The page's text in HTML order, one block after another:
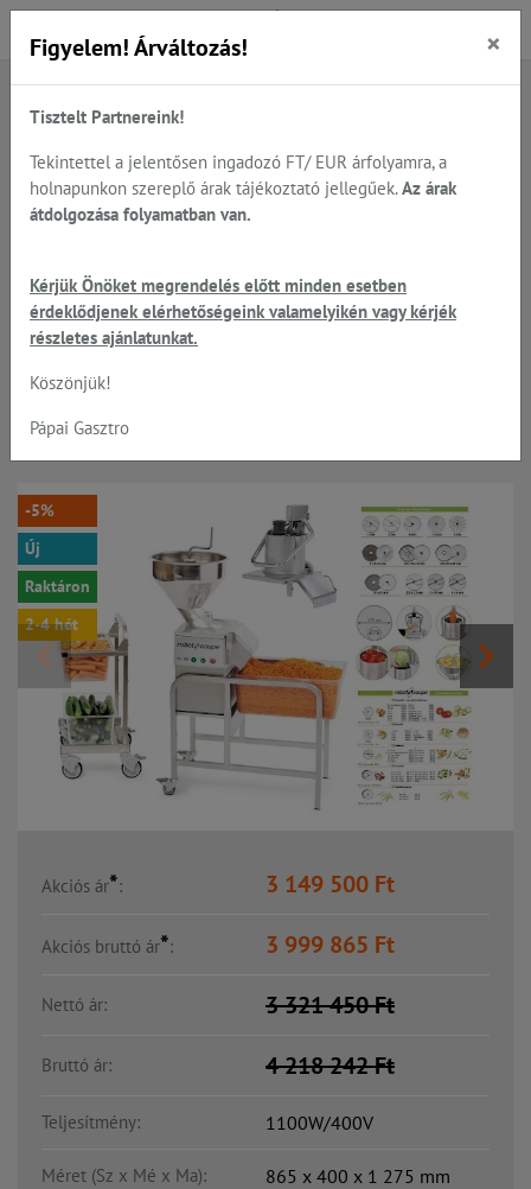
Főoldal Termékek
Zöldség - gyümölcs feldolgozók, Robot-Coupe
Robot-Coupe CL 50; CL 52; CL 55; és CL 60 készülékek
Robot Coupe CL55E -
munkaállomás 2
sebesség/400V; Work Station
komplett szett;
-5%
Új
Raktáron
2-4 hét
Akciós ár*: 3 149 500 Ft
Akciós bruttó ár*: 3 999 865 Ft
Nettó ár: 3 321 450Ft
Bruttó ár: 4 218 242Ft
Teljesítmény: 1100W/400V
Méret (Sz x Mé x Ma): 865 x 400 x 1 275 mm
Figyelem! Árváltozás! ×
Tisztelt Partnereink!
Tekintettel a jelentősen ingadozó FT/ EUR árfolyamra, a
holnapunkon szereplő árak tájékoztató jellegűek. Az árak
átdolgozása folyamatban van.
Kérjük Önöket megrendelés előtt minden esetben
érdeklődjenek elérhetőségeink valamelyikén vagy kérjék
részletes ajánlatunkat.
Köszönjük!
Pápai Gasztro